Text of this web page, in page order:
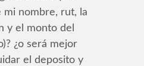
mi nombre, rut, la
y el monto del
¿o será mejor
el deposito y